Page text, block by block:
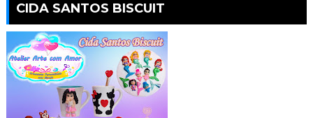
CIDA SANTOS BISCUIT